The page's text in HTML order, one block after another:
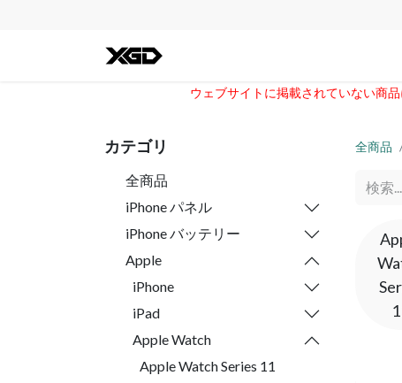
ウェブサイトに掲載されていない商
カテゴリ
全商品
iPhone パネル
iPhone バッテリー
Apple
iPhone
iPad
Apple Watch
Apple Watch Series 11
全商品